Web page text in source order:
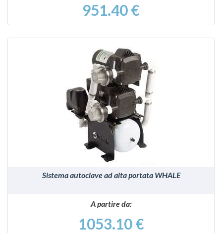
951.40 €
VEDI
Sistema autoclave ad alta portata WHALE
A partire da:
1053.10 €